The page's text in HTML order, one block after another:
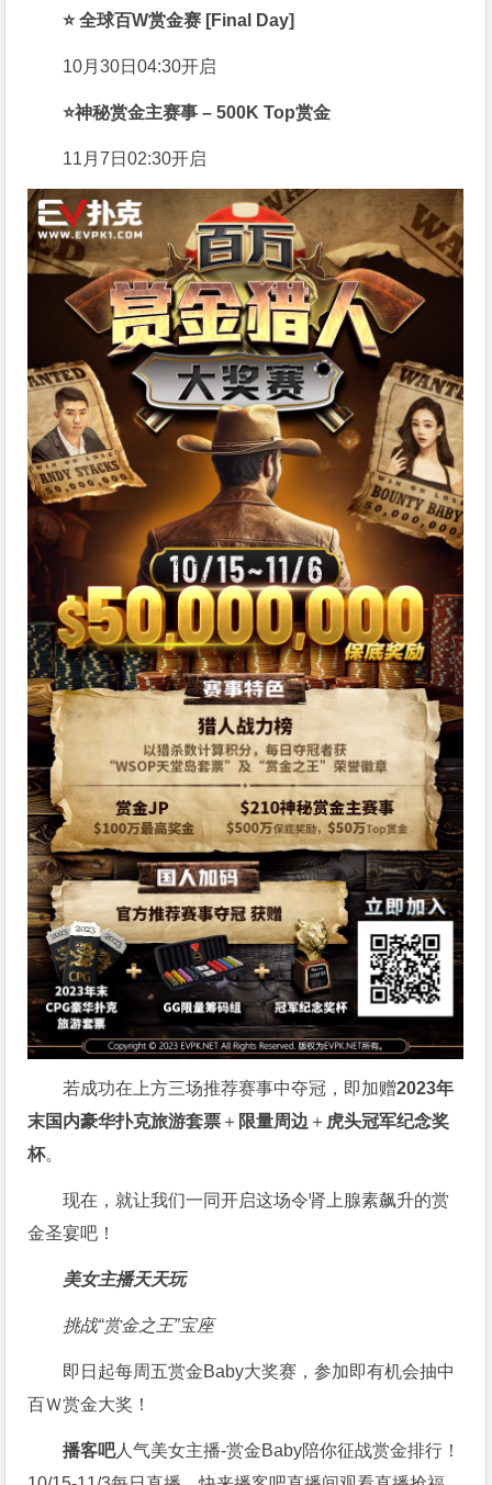
⭐全球百W赏金赛 [Final Day]
10月30日04:30开启
⭐神秘赏金主赛事 – 500K Top赏金
11月7日02:30开启
若成功在上方三场推荐赛事中夺冠，即加赠2023年
末国内豪华扑克旅游套票 ＋ 限量周边 ＋ 虎头冠军纪念奖
杯。
现在，就让我们一同开启这场令肾上腺素飙升的赏
金圣宴吧！
美女主播天天玩
挑战“赏金之王”宝座
即日起每周五赏金Baby大奖赛，参加即有机会抽中
百Ｗ赏金大奖！
播客吧人气美女主播-赏金Baby陪你征战赏金排行！